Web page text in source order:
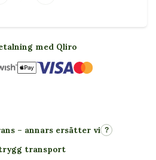
med Qliro
– annars ersätter vi ?
transport